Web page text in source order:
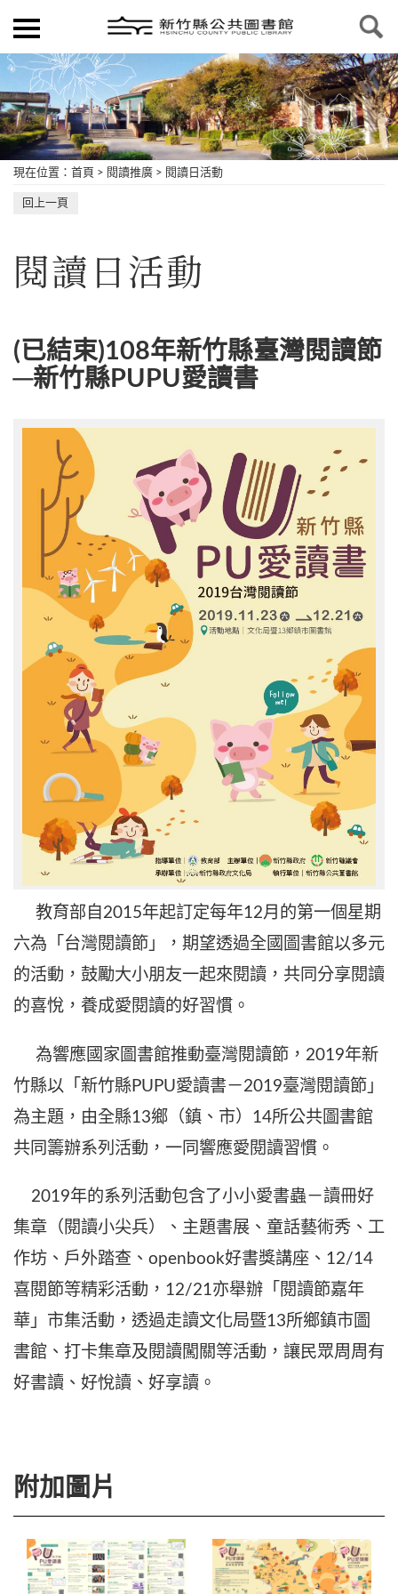
現在位置 ： 首頁 > 閱讀推廣 > 閱讀日活動
回上一頁
閱讀日活動
(已結束)108年新竹縣臺灣閱讀節
─新竹縣PUPU愛讀書
教育部自2015年起訂定每年12月的第一個星期
六為「台灣閱讀節」，期望透過全國圖書館以多元
的活動，鼓勵大小朋友一起來閱讀，共同分享閱讀
的喜悅，養成愛閱讀的好習慣。
為響應國家圖書館推動臺灣閱讀節，2019年新
竹縣以「新竹縣PUPU愛讀書－2019臺灣閱讀節」
為主題，由全縣13鄉（鎮、市）14所公共圖書館
共同籌辦系列活動，一同響應愛閱讀習慣。
2019年的系列活動包含了小小愛書蟲－讀冊好
集章（閱讀小尖兵）、主題書展、童話藝術秀、工
作坊、戶外踏查、openbook好書獎講座、12/14
喜閱節等精彩活動，12/21亦舉辦「閱讀節嘉年
華」市集活動，透過走讀文化局暨13所鄉鎮市圖
書館、打卡集章及閱讀闖關等活動，讓民眾周周有
好書讀、好悅讀、好享讀。
附加圖片